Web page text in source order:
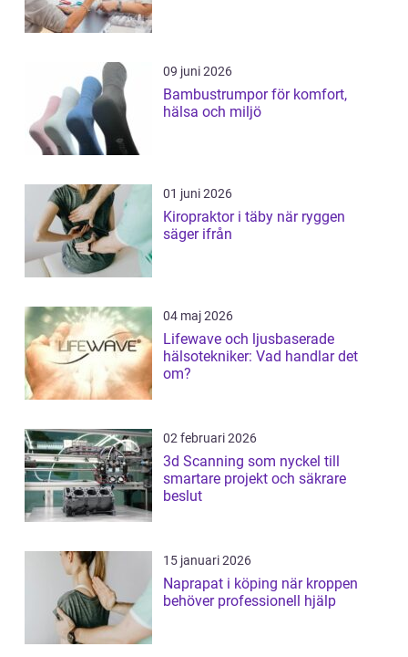
09 juni 2026
Bambustrumpor för komfort,
hälsa och miljö
01 juni 2026
Kiropraktor i täby när ryggen
säger ifrån
04 maj 2026
Lifewave och ljusbaserade
hälsotekniker: Vad handlar det
om?
02 februari 2026
3d Scanning som nyckel till
smartare projekt och säkrare
beslut
15 januari 2026
Naprapat i köping när kroppen
behöver professionell hjälp